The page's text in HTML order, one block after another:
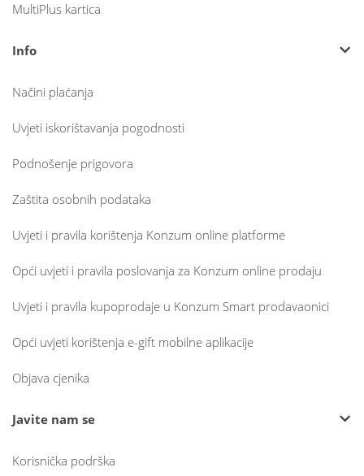
MultiPlus kartica
Info
Načini plaćanja
Uvjeti iskorištavanja pogodnosti
Podnošenje prigovora
Zaštita osobnih podataka
Uvjeti i pravila korištenja Konzum online platforme
Opći uvjeti i pravila poslovanja za Konzum online prodaju
Uvjeti i pravila kupoprodaje u Konzum Smart prodavaonici
Opći uvjeti korištenja e-gift mobilne aplikacije
Objava cjenika
Javite nam se
Korisnička podrška